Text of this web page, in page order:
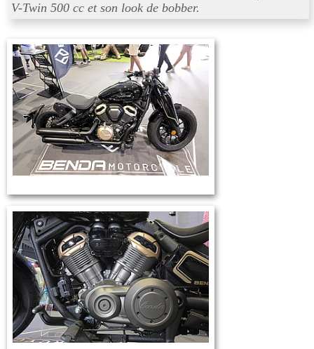
V-Twin 500 cc et son look de bobber.